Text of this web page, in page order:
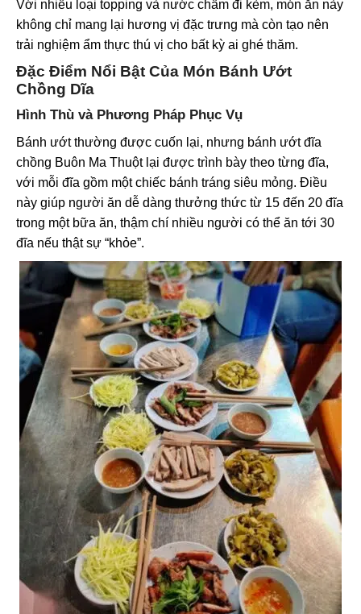
Với nhiều loại topping và nước chấm đi kèm, món ăn này
không chỉ mang lại hương vị đặc trưng mà còn tạo nên
trải nghiệm ẩm thực thú vị cho bất kỳ ai ghé thăm.
Đặc Điểm Nổi Bật Của Món Bánh Ướt
Chồng Dĩa
Hình Thù và Phương Pháp Phục Vụ
Bánh ướt thường được cuốn lại, nhưng bánh ướt đĩa
chồng Buôn Ma Thuột lại được trình bày theo từng đĩa,
với mỗi đĩa gồm một chiếc bánh tráng siêu mỏng. Điều
này giúp người ăn dễ dàng thưởng thức từ 15 đến 20 đĩa
trong một bữa ăn, thậm chí nhiều người có thể ăn tới 30
đĩa nếu thật sự “khỏe”.